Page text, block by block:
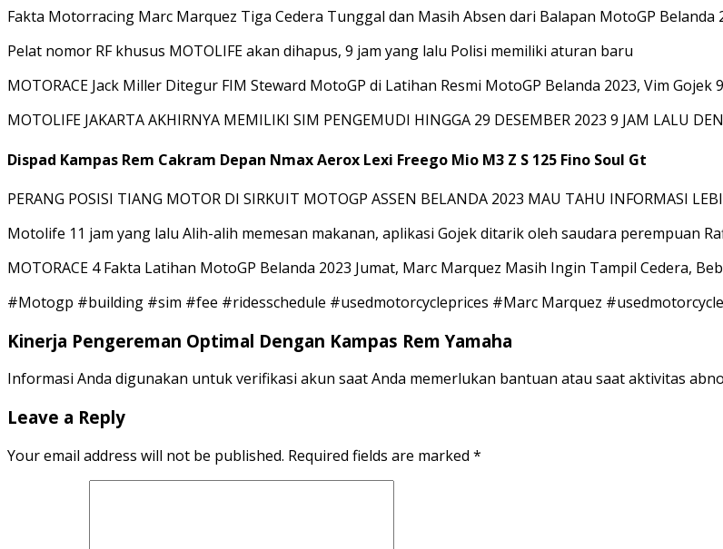
Fakta Motorracing Marc Marquez Tiga Cedera Tunggal dan Masih Absen dari Balapan MotoGP Belanda
Pelat nomor RF khusus MOTOLIFE akan dihapus, 9 jam yang lalu Polisi memiliki aturan baru
MOTORACE Jack Miller Ditegur FIM Steward MotoGP di Latihan Resmi MotoGP Belanda 2023, Vim Gojek
MOTOLIFE JAKARTA AKHIRNYA MEMILIKI SIM PENGEMUDI HINGGA 29 DESEMBER 2023 9 JAM LALU
Dispad Kampas Rem Cakram Depan Nmax Aerox Lexi Freego Mio M3 Z S 125 Fino Soul Gt
PERANG POSISI TIANG MOTOR DI SIRKUIT MOTOGP ASSEN BELANDA 2023 MAU TAHU INFORMASI
Motolife 11 jam yang lalu Alih-alih memesan makanan, aplikasi Gojek ditarik oleh saudara perempuan
MOTORACE 4 Fakta Latihan MotoGP Belanda 2023 Jumat, Marc Marquez Masih Ingin Tampil Cedera,
#Motogp #building #sim #fee #ridesschedule #usedmotorcycleprices #Marc Marquez
Kinerja Pengereman Optimal Dengan Kampas Rem Yamaha
Informasi Anda digunakan untuk verifikasi akun saat Anda memerlukan bantuan atau saat aktivitas
Leave a Reply
Your email address will not be published. Required fields are marked *